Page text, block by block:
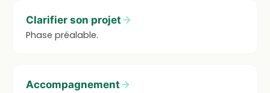
Clarifier son projet
Phase préalable.
Accompagnement